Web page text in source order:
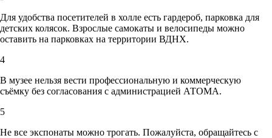
Для удобства посетителей в холле есть гардероб, парковка для
детских колясок. Взрослые самокаты и велосипеды можно
оставить на парковках на территории ВДНХ.
4
В музее нельзя вести профессиональную и коммерческую
съёмку без согласования с администрацией АТОМА.
5
Не все экспонаты можно трогать. Пожалуйста, обращайтесь с